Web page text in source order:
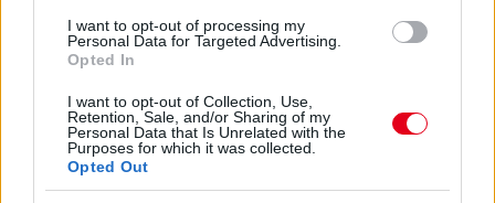
I want to opt-out of processing my
Personal Data for Targeted Advertising.
Opted In
I want to opt-out of Collection, Use,
Retention, Sale, and/or Sharing of my
Personal Data that Is Unrelated with the
Purposes for which it was collected.
Opted Out
Hallgasd meg a Formula Podcast
legfrissebb adását!